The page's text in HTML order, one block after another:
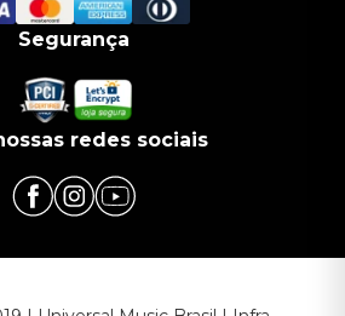
Segurança
redes sociais